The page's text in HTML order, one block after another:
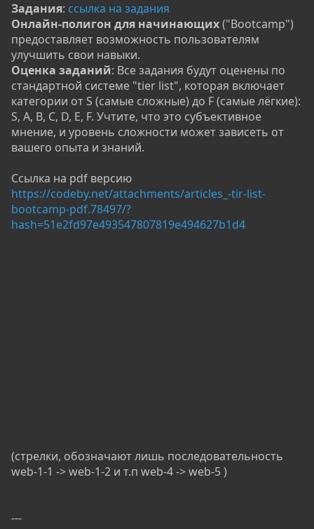
Задания: ссылка на задания
Онлайн-полигон для начинающих("Bootcamp")
предоставляет возможность пользователям
улучшить свои навыки.
Оценка заданий: Все задания будут оценены по
стандартной системе "tier list", которая включает
категории от S (самые сложные) до F (самые лёгкие):
S, A, B, C, D, E, F. Учтите, что это субъективное
мнение, и уровень сложности может зависеть от
вашего опыта и знаний.
Ссылка на pdf версию
https://codeby.net/attachments/articles_-tir-list-
bootcamp-pdf.78497/?
hash=51e2fd97e493547807819e494627b1d4
(стрелки, обозначают лишь последовательность
web-1-1 -> web-1-2 и т.п web-4 -> web-5 )
---